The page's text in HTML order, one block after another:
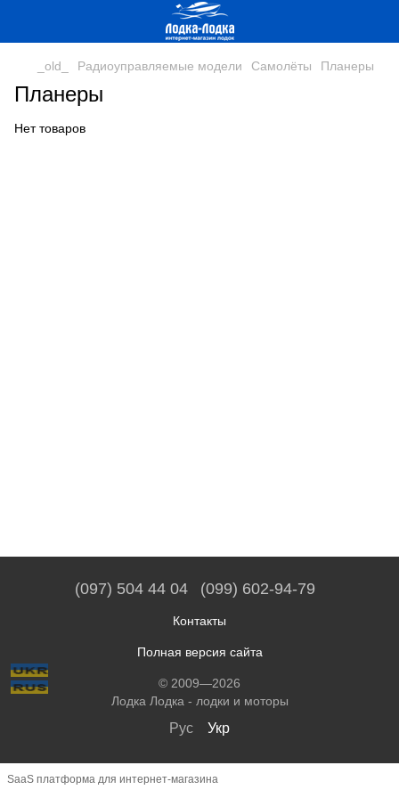
_old_ Радиоуправляемые модели Самолёты Планеры
Планеры
Нет товаров
(097) 504 44 04 (099) 602-94-79
Контакты
Полная версия сайта
© 2009—2026
Лодка Лодка - лодки и моторы
Рус Укр
SaaS платформа для интернет-магазина